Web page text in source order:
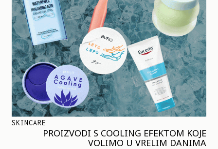
SKINCARE
PROIZVODI S COOLING EFEKTOM KOJE
VOLIMO U VRELIM DANIMA